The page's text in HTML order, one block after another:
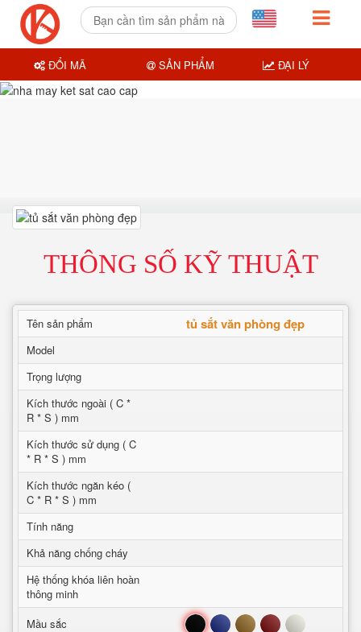
THÔNG SỐ KỸ THUẬT
Tên sản phẩm tủ sắt văn phòng đẹp
Model
Trọng lượng
Kích thước ngoài ( C *
R * S ) mm
Kích thước sử dụng ( C
* R * S ) mm
Kích thước ngăn kéo (
C * R * S ) mm
Tính năng
Khả năng chống cháy
Hệ thống khóa liên hoàn
thông minh
Mầu sắc
Đen Xanh Nâu Đỏ Trắng
ĐỔI MÃ SẢN PHẨM ĐẠI LÝ